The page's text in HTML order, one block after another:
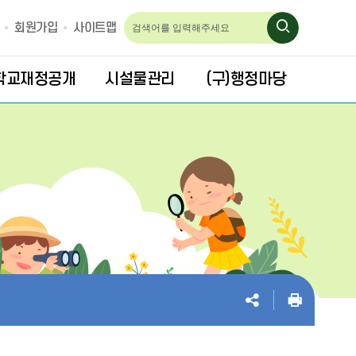
회원가입 사이트맵
교재정공개 시설물관리 (구)행정마당